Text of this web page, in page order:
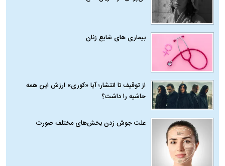
بیماری‌ های شایع زنان
از توقیف تا انتشار؛ آیا «کوری» ارزش این همه
حاشیه را داشت؟
علت جوش زدن بخش‌های مختلف صورت